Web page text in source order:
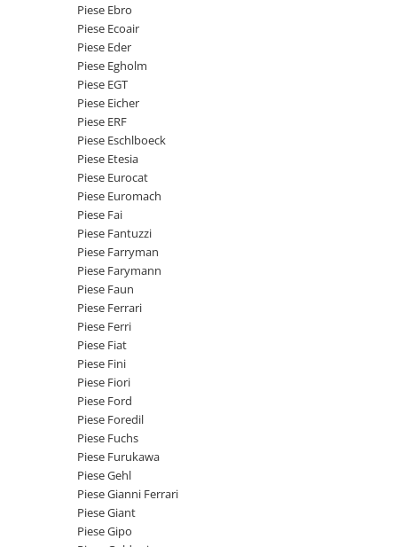
Bobina solenoid
Bobina 24V
Senzor presiune ulei
Senzori temperatura ulei
Senzori suprasarcina
Senzori proximitate
Senzori de viteza
Senzori stabilizare
Senzori de viraj
Senzori de inclinatie
Senzor temperatura apa
Burduf pentru intrerupator
Contact 2 pozitii
Contact 3 pozitii
Contact 4 pozitii
Selector 2 pozitii
Selector 3 pozitii
Intrerupator basculant 2 pozitii
Intrerupator 3 pozitii
Modul electronic
Piese Ferrari
Piese Dynapack
Piese Compair
Piese Cesab
Piese Case Construction
Piese Case Poclain
Piese Bomag
Piese Bobard
Piese Barthoud
Piese Baretta
Piese Benford
Piese Benati
Piese Belarus
Piese Baumann
Piese Barford
Piese Antonio Carraro
Piese Ammann
Piese Ahlmann
Piese Ebro
Piese Ecoair
Piese Eder
Piese Egholm
Piese EGT
Piese Eicher
Piese ERF
Piese Eschlboeck
Piese Etesia
Piese Eurocat
Piese Euromach
Piese Fai
Piese Fantuzzi
Piese Farryman
Piese Farymann
Piese Faun
Piese Ferrari
Piese Ferri
Piese Fiat
Piese Fini
Piese Fiori
Piese Ford
Piese Foredil
Piese Fuchs
Piese Furukawa
Piese Gehl
Piese Gianni Ferrari
Piese Giant
Piese Gipo